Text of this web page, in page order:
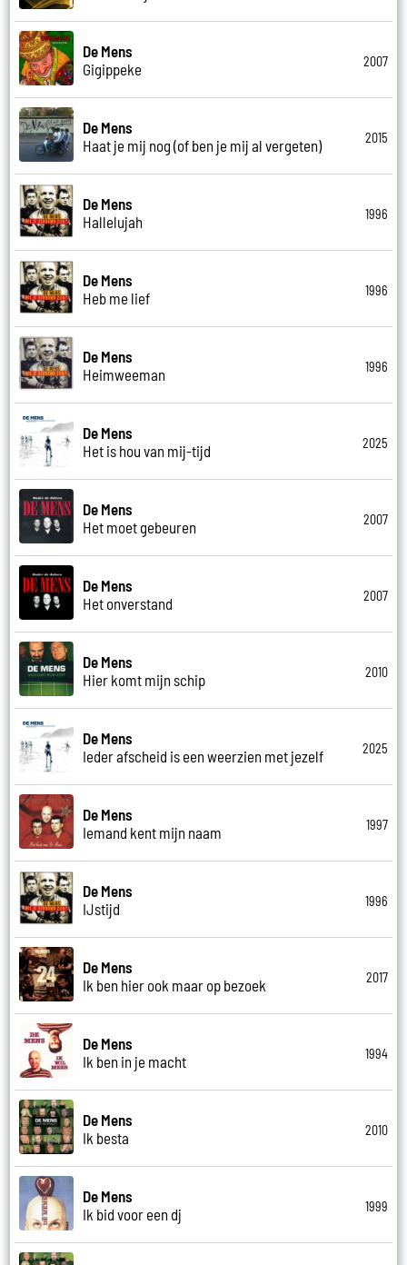
De Mens
Gigippeke
2007
De Mens
Haat je mij nog (of ben je mij al vergeten)
2015
De Mens
Hallelujah
1996
De Mens
Heb me lief
1996
De Mens
Heimweeman
1996
De Mens
Het is hou van mij-tijd
2025
De Mens
Het moet gebeuren
2007
De Mens
Het onverstand
2007
De Mens
Hier komt mijn schip
2010
De Mens
Ieder afscheid is een weerzien met jezelf
2025
De Mens
Iemand kent mijn naam
1997
De Mens
IJstijd
1996
De Mens
Ik ben hier ook maar op bezoek
2017
De Mens
Ik ben in je macht
1994
De Mens
Ik besta
2010
De Mens
Ik bid voor een dj
1999